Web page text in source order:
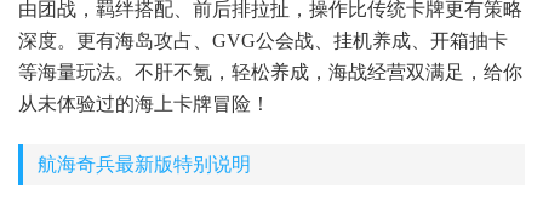
由团战，羁绊搭配、前后排拉扯，操作比传统卡牌更有策略
深度。更有海岛攻占、GVG公会战、挂机养成、开箱抽卡
等海量玩法。不肝不氪，轻松养成，海战经营双满足，给你
从未体验过的海上卡牌冒险！
航海奇兵最新版特别说明